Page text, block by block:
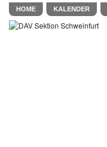
HOME KALENDER